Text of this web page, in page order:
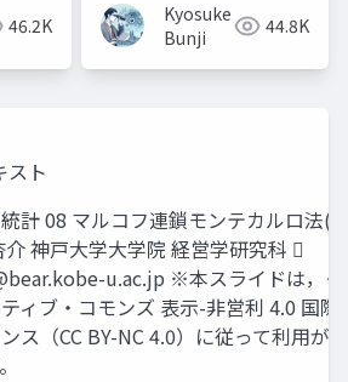
46.2K
Kyosuke
Bunji
44.8K
スト
計 08 マルコフ連鎖モンテカルロ法(3)
神戸大学大学院 経営学研究科 
u.ac.jp ※本スライドは，ク
ィブ・コモンズ 表示-非営利 4.0 国際
ス（CC BY-NC 4.0）に従って利用が可